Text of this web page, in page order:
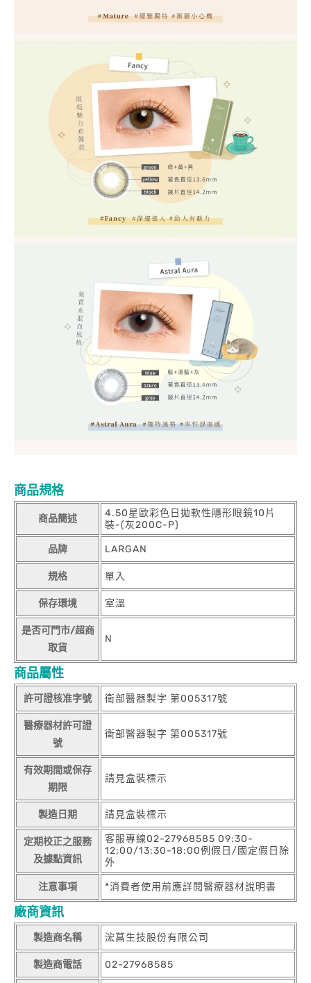
商品規格
商品簡述
4.50星歐彩色日拋軟性隱形眼鏡10片
裝-(灰200C-P)
品牌 LARGAN
規格 單入
保存環境 室溫
是否可門市/超商
取貨
N
商品屬性
許可證核准字號 衛部醫器製字 第005317號
醫療器材許可證
號
衛部醫器製字 第005317號
有效期間或保存
期限
請見盒裝標示
製造日期 請見盒裝標示
定期校正之服務
及據點資訊
客服專線02-27968585 09:30-
12:00/13:30-18:00例假日/國定假日除
外
注意事項 *消費者使用前應詳閱醫療器材說明書
廠商資訊
製造商名稱 浤菖生技股份有限公司
製造商電話 02-27968585